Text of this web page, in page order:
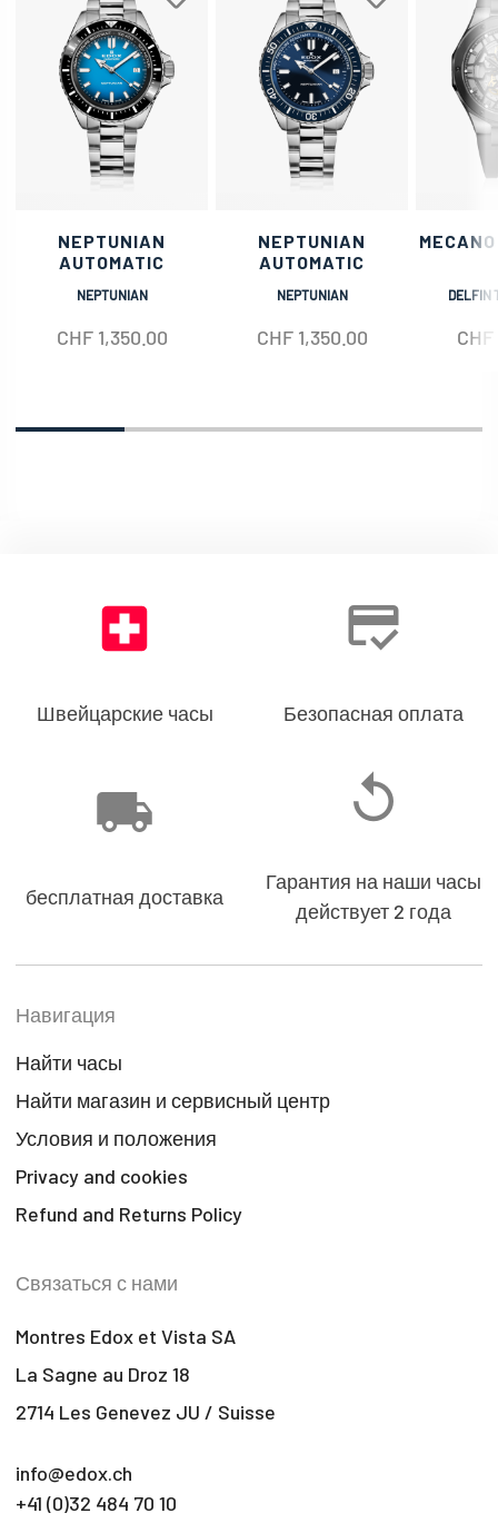
NEPTUNIAN
AUTOMATIC
NEPTUNIAN
CHF1,350.00
NEPTUNIAN
AUTOMATIC
NEPTUNIAN
CHF1,350.00
DELFIN
CHF
Швейцарские часы Безопасная оплата
бесплатная доставка
Гарантия на наши часы
действует 2 года
Навигация
Найти часы
Найти магазин и сервисный центр
Условия и положения
Privacy and cookies
Refund and Returns Policy
Связаться с нами
Montres Edox et Vista SA
La Sagne au Droz 18
2714 Les Genevez JU / Suisse
info@edox.ch
+41 (0)32 484 70 10